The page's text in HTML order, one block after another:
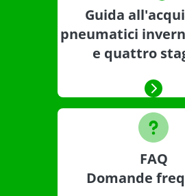
Guida
pneumatici
e quattro
FAQ
Domande